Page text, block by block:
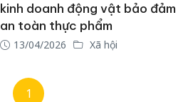
kinh doanh động vật bảo đảm
an toàn thực phẩm
13/04/2026 Xã hội
1